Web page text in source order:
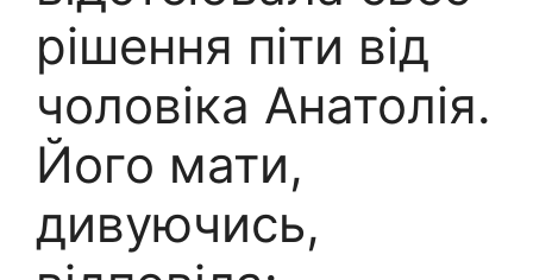
рішення піти від
чоловіка Анатолія.
Його мати,
дивуючись,